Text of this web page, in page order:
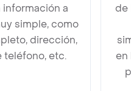
información a
simple, como
dirección,
teléfono, etc.
de
en